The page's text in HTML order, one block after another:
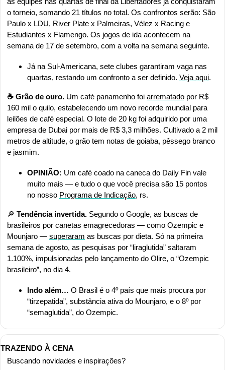
o torneio, somando 21 títulos no total. Os confrontos serão: São
Paulo x LDU, River Plate x Palmeiras, Vélez x Racing e
Estudiantes x Flamengo. Os jogos de ida acontecem na
semana de 17 de setembro, com a volta na semana seguinte.
Já na Sul-Americana, sete clubes garantiram vaga nas
quartas, restando um confronto a ser definido. Veja aqui.
☕️ Grão de ouro. Um café panamenho foi arrematado por R$
160 mil o quilo, estabelecendo um novo recorde mundial para
leilões de café especial. O lote de 20 kg foi adquirido por uma
empresa de Dubai por mais de R$ 3,3 milhões. Cultivado a 2 mil
metros de altitude, o grão tem notas de goiaba, pêssego branco
e jasmim.
OPINIÃO: Um café coado na caneca do Daily Fin vale
muito mais — e tudo o que você precisa são 15 pontos
no nosso Programa de Indicação, rs.
🔎 Tendência invertida. Segundo o Google, as buscas de
brasileiros por canetas emagrecedoras — como Ozempic e
Mounjaro — superaram as buscas por dieta. Só na primeira
semana de agosto, as pesquisas por “liraglutida” saltaram
1.100%, impulsionadas pelo lançamento do Olire, o “Ozempic
brasileiro”, no dia 4.
Indo além… O Brasil é o 4º país que mais procura por
“tirzepatida”, substância ativa do Mounjaro, e o 8º por
“semaglutida”, do Ozempic.
TRAZENDO À CENA
Buscando novidades e inspirações?